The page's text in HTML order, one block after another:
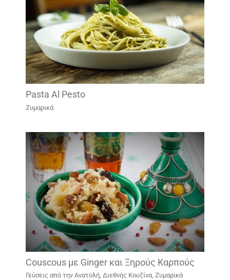
Pasta Al Pesto
Ζυμαρικά
Couscous με Ginger και Ξηρούς Καρπούς
Γεύσεις από την Ανατολή, Διεθνής Κουζίνα, Ζυμαρικά